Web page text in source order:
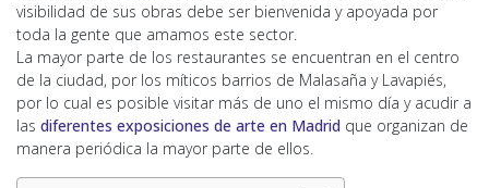
visibilidad de sus obras debe ser bienvenida y apoyada por
toda la gente que amamos este sector.
La mayor parte de los restaurantes se encuentran en el centro
de la ciudad, por los míticos barrios de Malasaña y Lavapiés,
por lo cual es posible visitar más de uno el mismo día y acudir a
las diferentes exposiciones de arte en Madrid que organizan de
manera periódica la mayor parte de ellos.